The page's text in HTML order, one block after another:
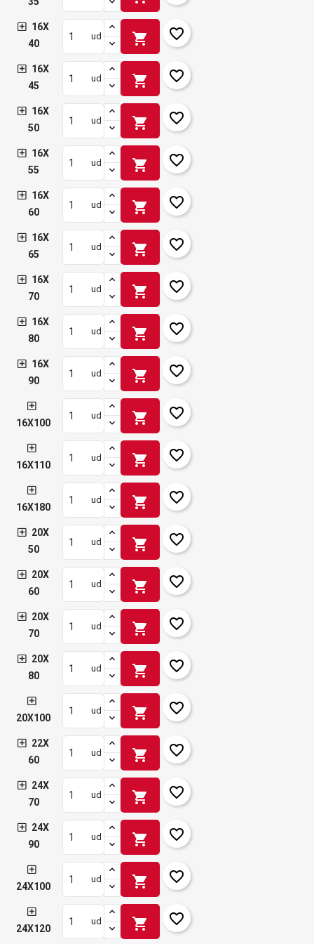
16X
40
ud shopping_cart favorite_border
16X
45
ud shopping_cart favorite_border
16X
50
ud shopping_cart favorite_border
16X
55
ud shopping_cart favorite_border
16X
60
ud shopping_cart favorite_border
16X
65
ud shopping_cart favorite_border
16X
70
ud shopping_cart favorite_border
16X
80
ud shopping_cart favorite_border
16X
90
ud shopping_cart favorite_border
16X100
ud shopping_cart favorite_border
16X110
ud shopping_cart favorite_border
16X180
ud shopping_cart favorite_border
20X
50
ud shopping_cart favorite_border
20X
60
ud shopping_cart favorite_border
20X
70
ud shopping_cart favorite_border
20X
80
ud shopping_cart favorite_border
20X100
ud shopping_cart favorite_border
22X
60
ud shopping_cart favorite_border
24X
70
ud shopping_cart favorite_border
24X
90
ud shopping_cart favorite_border
24X100
ud shopping_cart favorite_border
24X120
ud shopping_cart favorite_border